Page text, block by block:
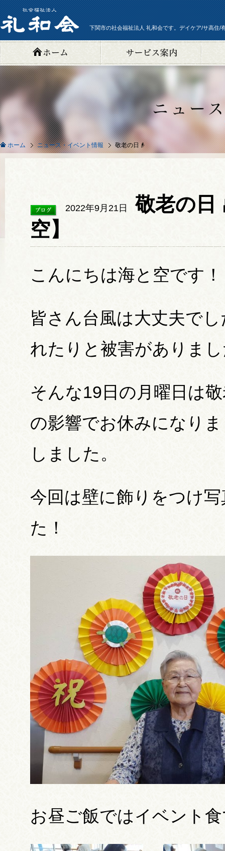
下関市の社会福祉法人 礼和会です。デイケア/サ高住/
ホーム ニュース・イベント情報 敬老の日👴
2022年9月21日
敬老の日
空】
こんにちは海と空です
皆さん台風は大丈夫で
れたりと被害がありま
そんな19日の月曜日は
の影響でお休みになり
しました。
今回は壁に飾りをつけ
た！
お昼ご飯ではイベント